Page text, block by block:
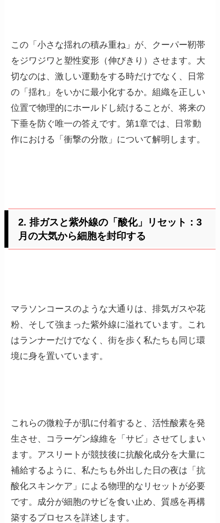
この「小さな揺れの積み重ね」が、クーパー靭帯
をジワジワと塑性変形（伸びきり）させます。大
切なのは、激しい運動をする時だけでなく、日常
の「揺れ」をいかに最小化するか。組織を正しい
位置で物理的にホールドし続けることが、将来の
下垂を防ぐ唯一の答えです。第1章では、日常動
作における「衝撃の分散」について解明します。
2. 排ガスと紫外線の「酸化」リセット：3
月の大気から細胞を封印する
マラソンコースのような大通りは、排気ガスや花
粉、そして強まった紫外線に溢れています。これ
はランナーだけでなく、街を歩く私たちも同じ環
境に身を置いています。
これらの微粒子が肌に付着すると、活性酸素を発
生させ、コラーゲン線維を「サビ」させてしまい
ます。アスリートが競技後に抗酸化成分を大量に
補給するように、私たちも外出した日の夜は「抗
酸化スキンケア」による物理的なリセットが必要
です。成分が細胞のサビを食い止め、質感を再構
築するプロセスを詳述します。